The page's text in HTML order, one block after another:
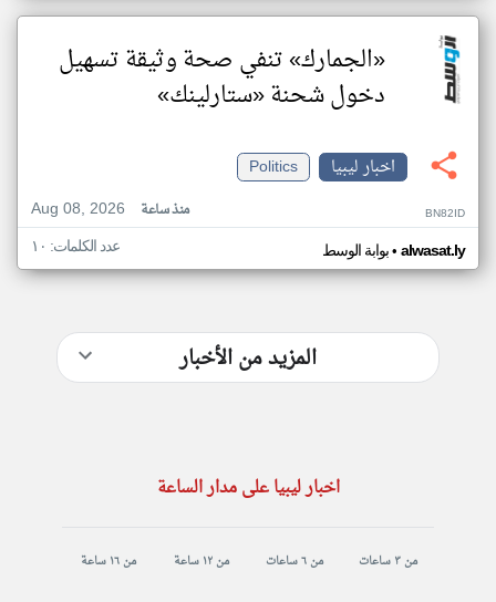
«الجمارك» تنفي صحة وثيقة تسهيل
دخول شحنة «ستارلينك»
اخبار ليبيا
Politics
Aug 08, 2026
منذ ساعة BN82ID
بوابة الوسط• alwasat.ly عدد الكلمات: ١٠
المزيد من الأخبار
اخبار ليبيا على مدار الساعة
من ٣ ساعات من ٦ ساعات من ١٢ ساعة من ١٦ ساعة